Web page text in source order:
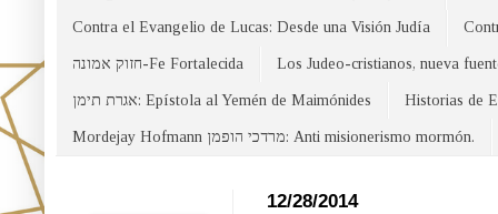
Contra el Evangelio de Lucas: Desde una Visión Judía
חזוק אמונה-Fe Fortalecida Los Judeo-cristianos, nueva
אגרת תימן: Epístola al Yemén de Maimónides Historias de
Mordejay Hofmann מרדכי הופמן: Anti misionerismo mormón.
12/28/2014